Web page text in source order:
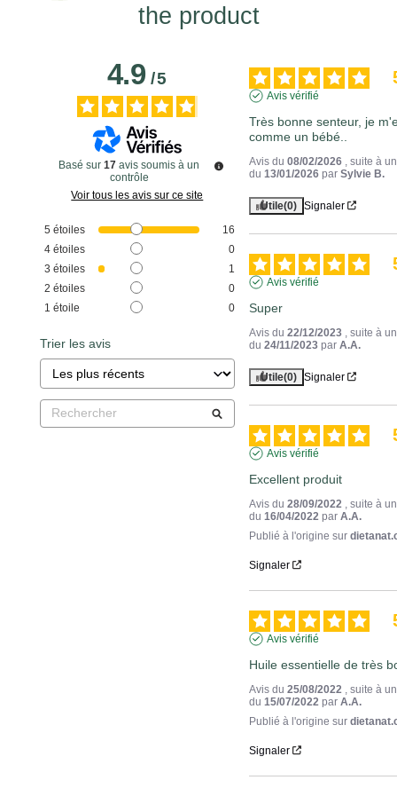
the product
4.9/5
Basé sur17 avis soumis à un
contrôle
Voir tous les avis sur ce site
5 étoiles
16
4 étoiles
0
3 étoiles
1
2 étoiles
0
1 étoile 0
Trier les avis
Avis vérifié
Très bonne senteur, je
comme un bébé..
Avis du08/02/2026
, suite à
du 13/01/2026 parSylvie B.
Utile(0) Signaler
Avis vérifié
Super
Avis du22/12/2023
, suite à
du24/11/2023 parA.A.
Utile(0) Signaler
Avis vérifié
Excellent produit
Avis du28/09/2022
, suite à
du 16/04/2022 parA.A.
Publié à l'origine sur
Signaler
Avis vérifié
Huile essentielle de très
Avis du25/08/2022
, suite à
du 15/07/2022 parA.A.
Publié à l'origine sur
Signaler